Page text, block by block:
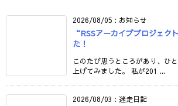
2026/08/05 : お知らせ
“RSSアーカイブプロジェク
た！
このたび思うところがあり、ひ
上げてみました。 私が201 ...
2026/08/03 : 迷走日記